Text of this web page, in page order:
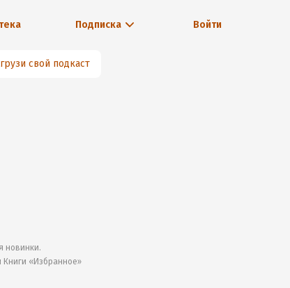
Подписка Войти
свой подкаст
новинки.
Книги «Избранное»